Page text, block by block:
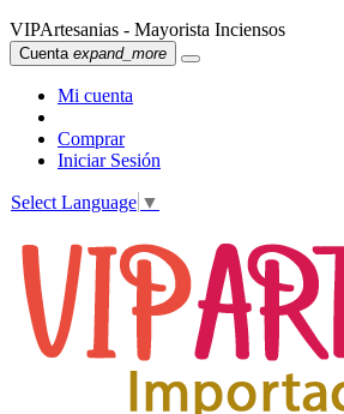
VIPArtesanias - Mayorista Inciensos
Cuenta expand_more
Mi cuenta
Comprar
Iniciar Sesión
Select Language ▼